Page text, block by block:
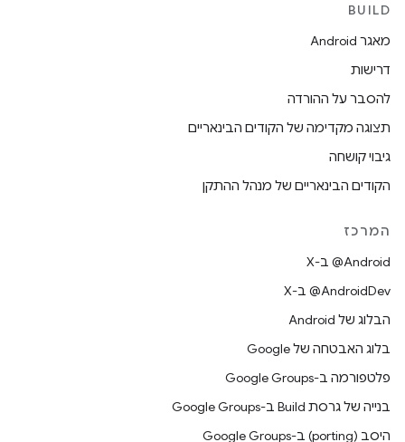
BUILD
מאגר Android
דרישות
להסבר על ההורדה
תצוגה מקדימה של הקודים הבינאריים
גיבוי קושחה
הקודים הבינאריים של מנהל ההתקן
המרכז
‫‎@Android ב-X
‫‎@AndroidDev ב-X
הבלוג של Android
בלוג האבטחה של Google
פלטפורמה ב-Google Groups
בנייה של גרסת Build ב-Google Groups
היסב (porting) ב-Google Groups